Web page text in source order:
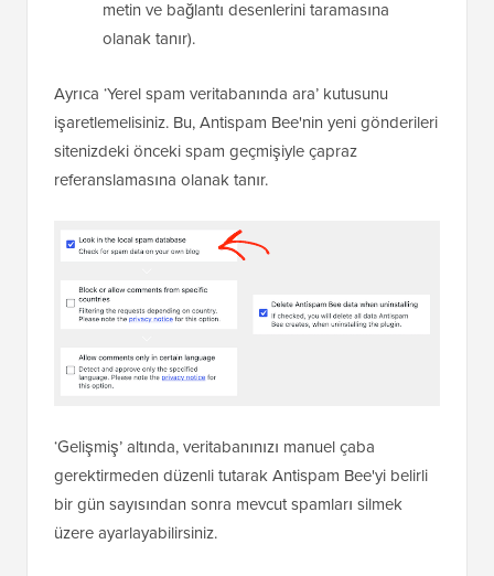
sitenizdeki önceki spam geçmişiyle çapraz
‘Gelişmiş’ altında, veritabanınızı manuel çaba
gerektirmeden düzenli tutarak Antispam Bee'yi belirli
bir gün sayısından sonra mevcut spamları silmek
Bu bölümde spam bildirimlerini kapatmanızı şiddetle
tavsiye ederiz. Yoğun bir web sitesi günde yüzlerce
otomatik gönderim çekebilir ve bu uyarılar gelen